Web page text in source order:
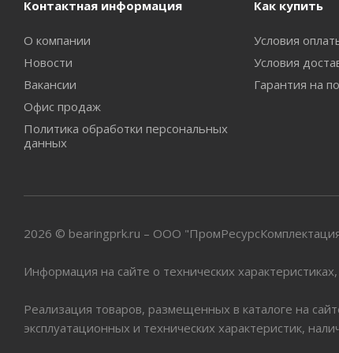
Контактная информация
О компании
Новости
Вакансии
Офис продаж
Политика обработки персональных
данных
Как купить
Условия
Условия
Гарантия на
2026 © bearingprk.ru – ООО
Информация на сайте о технических
Реализация товаров, размещенных в каталоге на
эксплуатационных и технических характеристик,